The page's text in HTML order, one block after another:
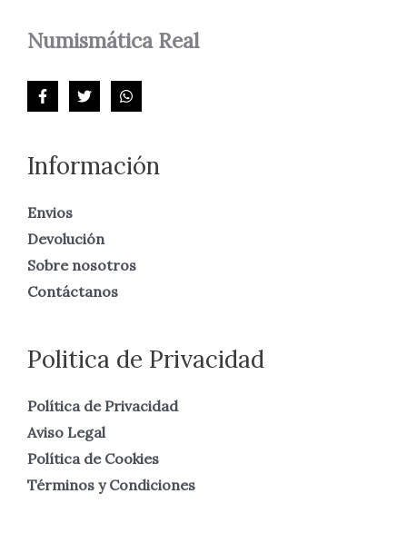
NumismáticaReal
Información
Envios
Devolución
Sobre nosotros
Contáctanos
Politica de Privacidad
Política de Privacidad
Aviso Legal
Política de Cookies
Términos y Condiciones